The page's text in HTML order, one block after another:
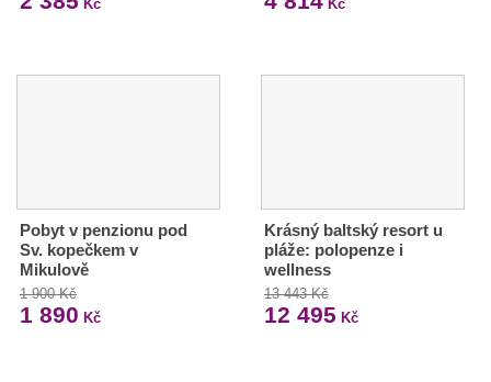
Kč Kč
Pobyt v penzionu pod
Sv. kopečkem v
Mikulově
1 900 Kč
1 890 Kč
Krásný baltský resort u
pláže: polopenze i
wellness
13 443 Kč
12 495 Kč